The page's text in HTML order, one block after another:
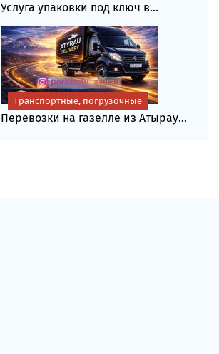
Услуга упаковки под ключ в...
Перевозки на газелле из Атырау...
Транспортные, погрузочные